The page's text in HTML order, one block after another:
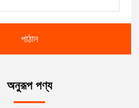
পাঠান
অনুরূপ পণ্য